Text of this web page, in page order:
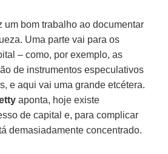
um bom trabalho ao documentar
Uma parte vai para os
– como, por exemplo, as
de instrumentos especulativos
e aqui vai uma grande etcétera.
aponta, hoje existe
de capital e, para complicar
demasiadamente concentrado.